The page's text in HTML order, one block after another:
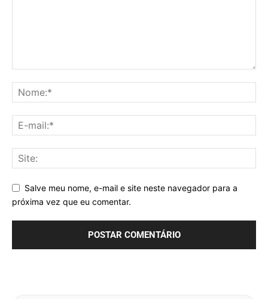
Salve meu nome, e-mail e site neste navegador para a
próxima vez que eu comentar.